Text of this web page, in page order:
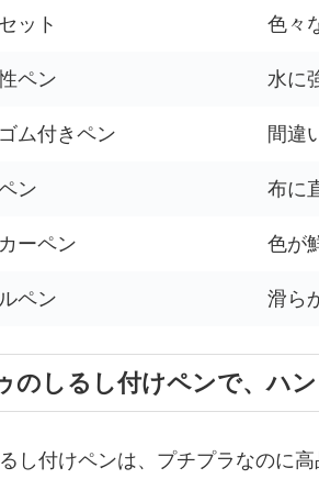
ット 色々
ペン 水に
ム付きペン 間違
ン 布に
ーペン 色が
ペン 滑ら
のしるし付けペンで、ハ
し付けペンは、プチプラなのに